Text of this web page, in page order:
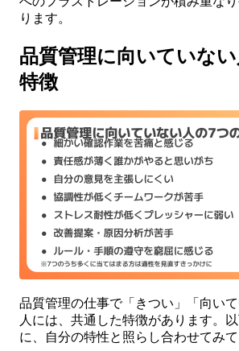
ります。
品質管理に向いていな
特徴
品質管理の仕事で「きつい」「向い
人には、共通した特徴があります。
に、自分の特性と照らし合わせてみて